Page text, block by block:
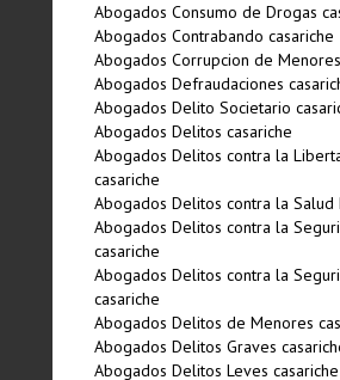
Abogados Consumo de Drogas
Abogados Contrabando casariche
Abogados Corrupcion de
Abogados Defraudaciones
Abogados Delito Societario
Abogados Delitos casariche
Abogados Delitos contra la
casariche
Abogados Delitos contra la Salud
Abogados Delitos contra la
casariche
Abogados Delitos contra la
casariche
Abogados Delitos de Menores
Abogados Delitos Graves
Abogados Delitos Leves casariche